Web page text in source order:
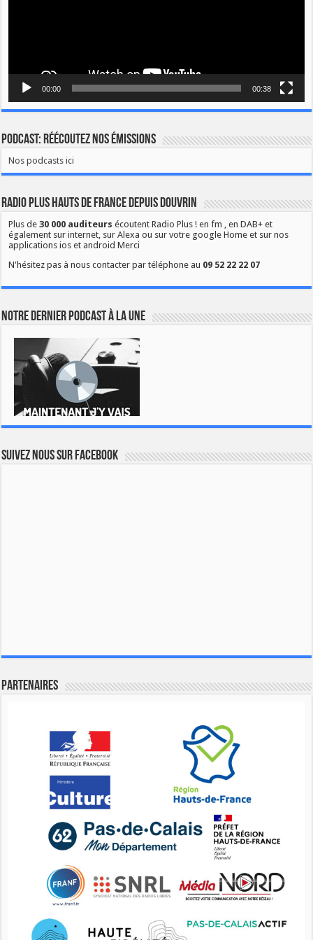
00:00 00:38
Podcast: Réécoutez nos émissions
Nos podcasts ici
Radio Plus Hauts de France depuis Douvrin
Plus de30 000 auditeurs écoutent Radio Plus ! en fm , en DAB+ et
également sur internet, sur Alexa ou sur votre google Home et sur nos
applications ios et android Merci
N'hésitez pas à nous contacter par téléphone au 09 52 22 22 07
Notre dernier podcast à la une
Suivez nous sur Facebook
Partenaires